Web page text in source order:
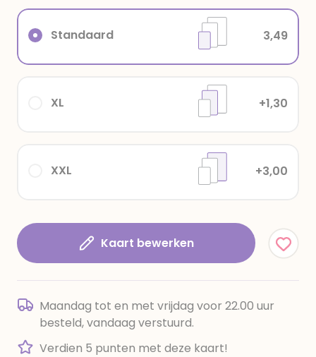
XXL +3,00
XL +1,30
Standaard 3,49
Kaart bewerken
Maandag tot en met vrijdag voor 22.00 uur
besteld, vandaag verstuurd.
Verdien 5 punten met deze kaart!